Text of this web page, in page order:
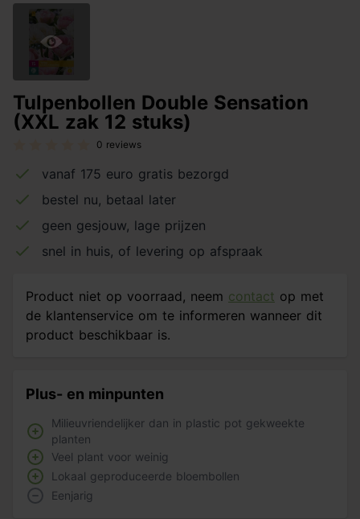
Tulpenbollen Double Sensation
(XXL zak 12 stuks)
0 reviews
vanaf 175 euro gratis bezorgd
bestel nu, betaal later
geen gesjouw, lage prijzen
snel in huis, of levering op afspraak
Product niet op voorraad, neem contact op met
de klantenservice om te informeren wanneer dit
product beschikbaar is.
Plus- en minpunten
Milieuvriendelijker dan in plastic pot gekweekte
planten
Veel plant voor weinig
Lokaal geproduceerde bloembollen
Eenjarig